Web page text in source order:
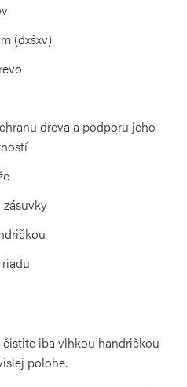
(dxšxv)
dreva a podporu jeho
iba vlhkou handričkou
polohe.